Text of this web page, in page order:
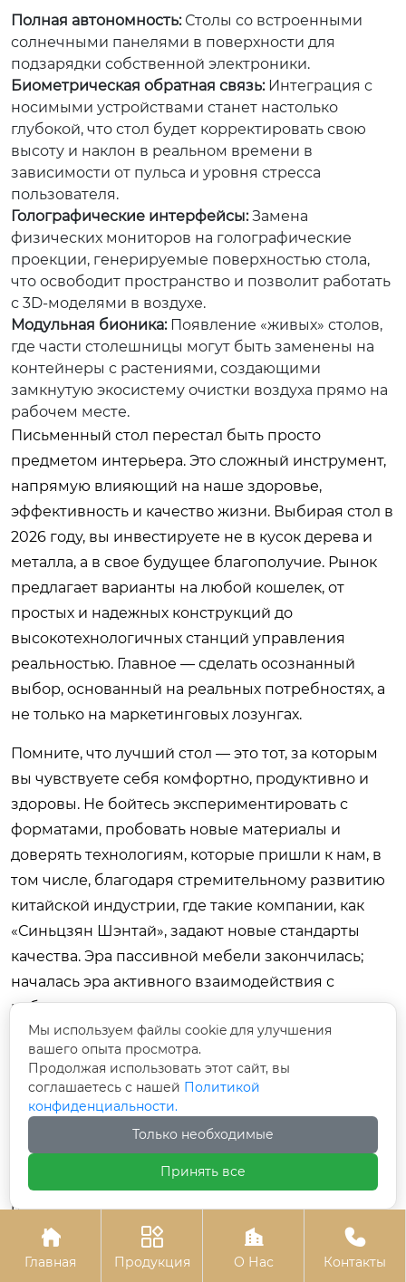
Полная автономность:Столы со встроенными
солнечными панелями в поверхности для
подзарядки собственной электроники.
Биометрическая обратная связь:Интеграция с
носимыми устройствами станет настолько
глубокой, что стол будет корректировать свою
высоту и наклон в реальном времени в
зависимости от пульса и уровня стресса
пользователя.
Голографические интерфейсы:Замена
физических мониторов на голографические
проекции, генерируемые поверхностью стола,
что освободит пространство и позволит работать
с 3D-моделями в воздухе.
Модульная бионика:Появление «живых» столов,
где части столешницы могут быть заменены на
контейнеры с растениями, создающими
замкнутую экосистему очистки воздуха прямо на
рабочем месте.
Письменный стол перестал быть просто
предметом интерьера. Это сложный инструмент,
напрямую влияющий на наше здоровье,
эффективность и качество жизни. Выбирая стол в
2026 году, вы инвестируете не в кусок дерева и
металла, а в свое будущее благополучие. Рынок
предлагает варианты на любой кошелек, от
простых и надежных конструкций до
высокотехнологичных станций управления
реальностью. Главное — сделать осознанный
выбор, основанный на реальных потребностях, а
не только на маркетинговых лозунгах.
Помните, что лучший стол — это тот, за которым
вы чувствуете себя комфортно, продуктивно и
здоровы. Не бойтесь экспериментировать с
форматами, пробовать новые материалы и
доверять технологиям, которые пришли к нам, в
том числе, благодаря стремительному развитию
китайской индустрии, где такие компании, как
«Синьцзян Шэнтай», задают новые стандарты
качества. Эра пассивной мебели закончилась;
началась эра активного взаимодействия с
рабочим пространством.
Заключение
Подводя итог обзору рынка письменных столов
2026 года, можно констатировать: мы находимся
на пороге новой эры организации рабочего
пространства. Сочетание эргономики,
экологичности и цифровых технологий создает
продукты, которые ранее казались фантастикой.
Доступность этих решений, во многом
обеспеченная мощным производственным

Главная

Продукция

О Нас

Контакты
Мы используем файлы cookie для улучшения
вашего опыта просмотра.
Продолжая использовать этот сайт, вы
соглашаетесь с нашей Политикой
конфиденциальности.
Только необходимые
Принять все